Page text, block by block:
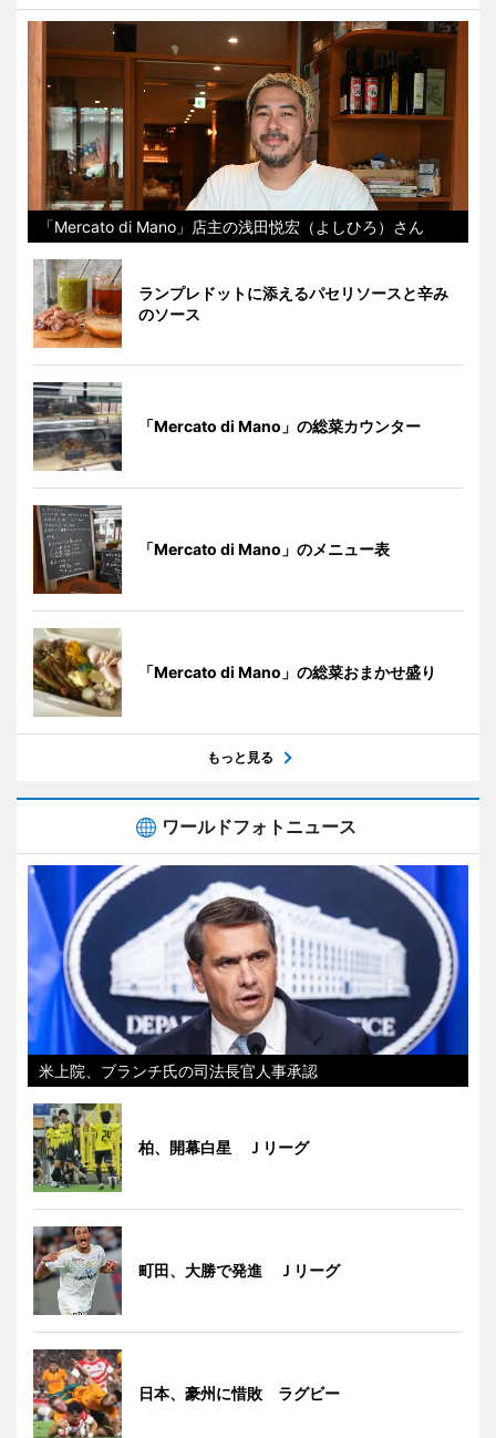
「Mercato di Mano」店主の浅田悦宏（よしひろ）さん
ランプレドットに添えるパセリソースと辛み
のソース
「Mercato di Mano」の総菜カウンター
「Mercato di Mano」のメニュー表
「Mercato di Mano」の総菜おまかせ盛り
もっと見る
ワールドフォトニュース
米上院、ブランチ氏の司法長官人事承認
柏、開幕白星 Ｊリーグ
町田、大勝で発進 Ｊリーグ
日本、豪州に惜敗 ラグビー